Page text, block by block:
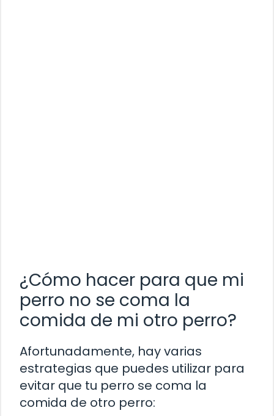
¿Cómo hacer para que mi
perro no se coma la
comida de mi otro perro?
Afortunadamente, hay varias
estrategias que puedes utilizar para
evitar que tu perro se coma la
comida de otro perro: